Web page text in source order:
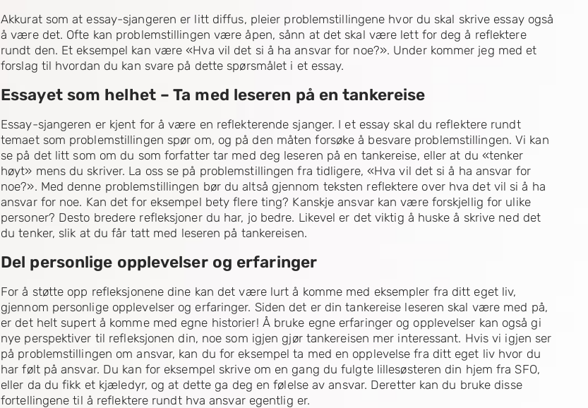
Akkurat som at essay-sjangeren er litt diffus, pleier problemstillingene hvor du skal skrive essay også
å være det. Ofte kan problemstillingen være åpen, sånn at det skal være lett for deg å reflektere
rundt den. Et eksempel kan være «Hva vil det si å ha ansvar for noe?». Under kommer jeg med et
forslag til hvordan du kan svare på dette spørsmålet i et essay.
Essayet som helhet – Ta med leseren på en tankereise
Essay-sjangeren er kjent for å være en reflekterende sjanger. I et essay skal du reflektere rundt
temaet som problemstillingen spør om, og på den måten forsøke å besvare problemstillingen. Vi kan
se på det litt som om du som forfatter tar med deg leseren på en tankereise, eller at du «tenker
høyt» mens du skriver. La oss se på problemstillingen fra tidligere, «Hva vil det si å ha ansvar for
noe?». Med denne problemstillingen bør du altså gjennom teksten reflektere over hva det vil si å ha
ansvar for noe. Kan det for eksempel bety flere ting? Kanskje ansvar kan være forskjellig for ulike
personer? Desto bredere refleksjoner du har, jo bedre. Likevel er det viktig å huske å skrive ned det
du tenker, slik at du får tatt med leseren på tankereisen.
Del personlige opplevelser og erfaringer
For å støtte opp refleksjonene dine kan det være lurt å komme med eksempler fra ditt eget liv,
gjennom personlige opplevelser og erfaringer. Siden det er din tankereise leseren skal være med på,
er det helt supert å komme med egne historier! Å bruke egne erfaringer og opplevelser kan også gi
nye perspektiver til refleksjonen din, noe som igjen gjør tankereisen mer interessant. Hvis vi igjen ser
på problemstillingen om ansvar, kan du for eksempel ta med en opplevelse fra ditt eget liv hvor du
har følt på ansvar. Du kan for eksempel skrive om en gang du fulgte lillesøsteren din hjem fra SFO,
eller da du fikk et kjæledyr, og at dette ga deg en følelse av ansvar. Deretter kan du bruke disse
fortellingene til å reflektere rundt hva ansvar egentlig er.